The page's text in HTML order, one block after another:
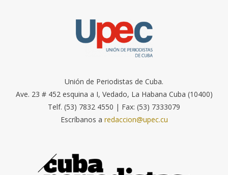
Unión de Periodistas de Cuba.
Ave. 23 # 452 esquina a I, Vedado, La Habana Cuba (10400)
Telf. (53) 7832 4550 | Fax: (53) 7333079
Escríbanos a redaccion@upec.cu